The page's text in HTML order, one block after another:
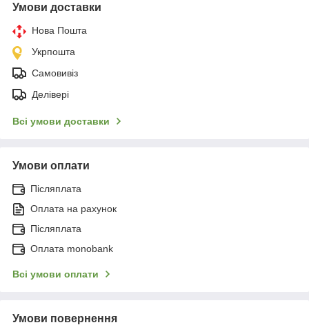
Умови доставки
Нова Пошта
Укрпошта
Самовивіз
Делівері
Всі умови доставки
Умови оплати
Післяплата
Оплата на рахунок
Післяплата
Оплата monobank
Всі умови оплати
Умови повернення